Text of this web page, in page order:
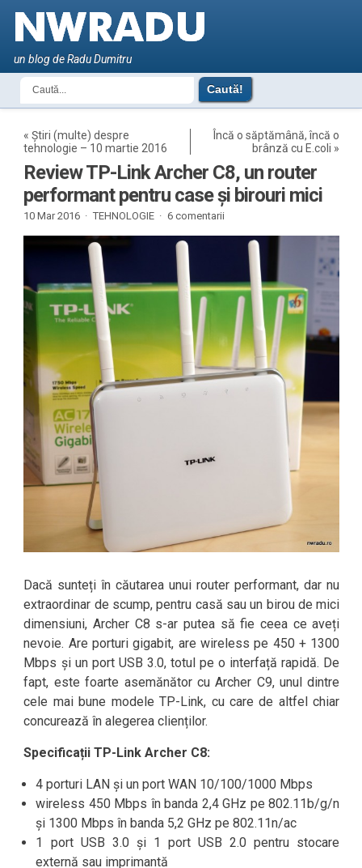
un blog de Radu Dumitru
«Știri (multe) despre
tehnologie – 10 martie 2016
Încă o săptămână, încă o
brânză cu E.coli »
Review TP-Link Archer C8, un router
performant pentru case și birouri mici
10 Mar 2016 · TEHNOLOGIE · 6 comentarii
Dacă sunteți în căutarea unui router performant, dar nu
extraordinar de scump, pentru casă sau un birou de mici
dimensiuni, Archer C8 s-ar putea să fie ceea ce aveți
nevoie. Are porturi gigabit, are wireless pe 450 + 1300
Mbps și un port USB 3.0, totul pe o interfață rapidă. De
fapt, este foarte asemănător cu Archer C9, unul dintre
cele mai bune modele TP-Link, cu care de altfel chiar
concurează în alegerea clienților.
Specificații TP-Link Archer C8:
4 porturi LAN și un port WAN 10/100/1000 Mbps
wireless 450 Mbps în banda 2,4 GHz pe 802.11b/g/n
și 1300 Mbps în banda 5,2 GHz pe 802.11n/ac
1 port USB 3.0 și 1 port USB 2.0 pentru stocare
externă sau imprimantă